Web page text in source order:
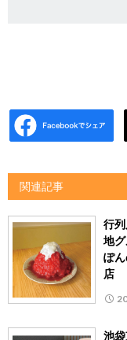
関連記事
行
地
ぽ
店
池